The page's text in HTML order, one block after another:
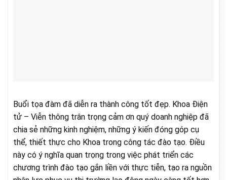
Buổi tọa đàm đã diễn ra thành công tốt đẹp. Khoa Điện
tử – Viễn thông trân trọng cảm ơn quý doanh nghiệp đã
chia sẻ những kinh nghiệm, những ý kiến đóng góp cụ
thể, thiết thực cho Khoa trong công tác đào tạo. Điều
này có ý nghĩa quan trọng trong việc phát triển các
chương trình đào tạo gắn liền với thực tiễn, tạo ra nguồn